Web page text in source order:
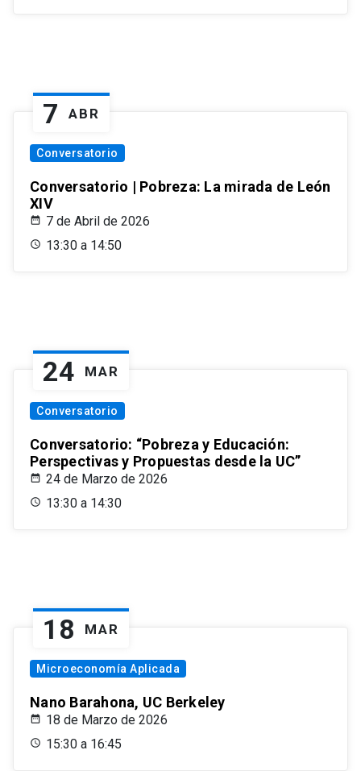
7 ABR
Conversatorio
Conversatorio | Pobreza: La mirada de León
XIV
7 de Abril de 2026
13:30 a 14:50
24 MAR
Conversatorio
Conversatorio: “Pobreza y Educación:
Perspectivas y Propuestas desde la UC”
24 de Marzo de 2026
13:30 a 14:30
18 MAR
Microeconomía Aplicada
Nano Barahona, UC Berkeley
18 de Marzo de 2026
15:30 a 16:45